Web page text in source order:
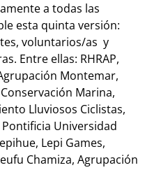
a todas las
esta quinta versión:
voluntarios/as y
Entre ellas: RHRAP,
Montemar,
Marina,
Lluviosos Ciclistas,
Universidad
Lepi Games,
Chamiza, Agrupación